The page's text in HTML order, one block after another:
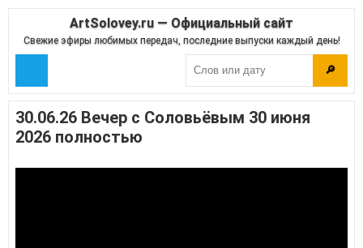
ArtSolovey.ru — Официальный сайт
Свежие эфиры любимых передач, последние выпуски каждый день!
🔎
30.06.26 Вечер с Соловьёвым 30 июня
2026 полностью